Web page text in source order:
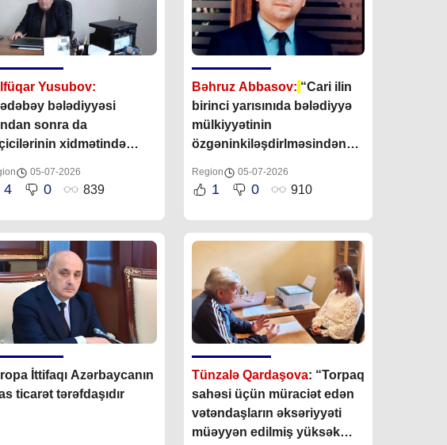
Yusubov:
bələdiyyəsi
sonra da
xidmətində
qüvvəsi ilə çalışacaqdır”
05-07-2026
4 0 839
Bəhruz Abbasov: “Cari ilin
birinci yarısınıda bələdiyyə
mülkiyyətinin
özgəninkiləşdirlməsindən
hansı maliyyə vəsaiti daxil
Region 05-07-2026
1 0 910
İttifaqı Azərbaycanın
ticarət tərəfdaşıdır
Tünzalə Qardaşova: “Torpaq
sahəsi üçün müraciət edən
vətəndaşların əksəriyyəti
müəyyən edilmiş yüksək